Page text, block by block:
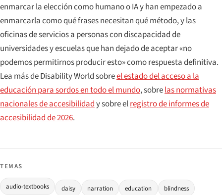
enmarcar la elección como humano o IA y han empezado a
enmarcarla como qué frases necesitan qué método, y las
oficinas de servicios a personas con discapacidad de
universidades y escuelas que han dejado de aceptar «no
podemos permitirnos producir esto» como respuesta definitiva.
Lea más de Disability World sobreel estado del acceso a la
educación para sordos en todo el mundo, sobrelas normativas
nacionales de accesibilidady sobre elregistro de informes de
accesibilidad de 2026.
TEMAS
audio-textbooks daisy narration education blindness